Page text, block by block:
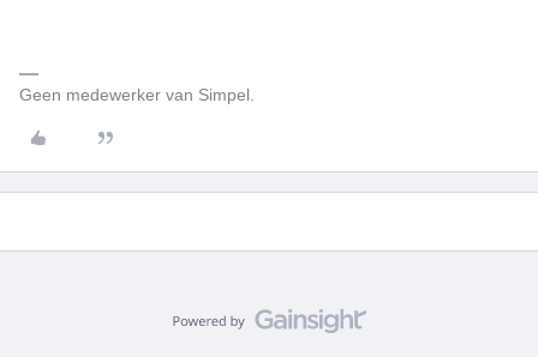
Geen medewerker van Simpel.